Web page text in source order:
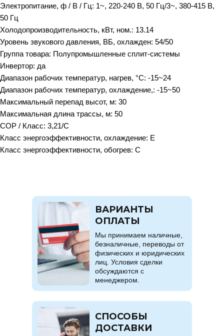
Электропитание, ф / В / Гц: 1~, 220-240 В, 50 Гц/3~, 380-415 В,
50 Гц
Холодопроизводительность, кВт, ном.: 13.14
Уровень звукового давления, ВБ, охлажден: 54/50
Группа товара: Полупромышленные сплит-системы
Инвертор: да
Диапазон рабочих температур, нагрев, °C: -15~24
Диапазон рабочих температур, охлаждение,: -15~50
Максимальный перепад высот, м: 30
Максимальная длина трассы, м: 50
COP / Класс: 3,21/С
Класс энергоэффективности, охлаждение: E
Класс энергоэффективности, обогрев: C
Мы принимаем наличные,
безналичные, переводы от
физических и юридических
лиц. Условия сделки
обсуждаются с
менеджером.
ВАРИАНТЫ
ОПЛАТЫ
СПОСОБЫ
ДОСТАВКИ